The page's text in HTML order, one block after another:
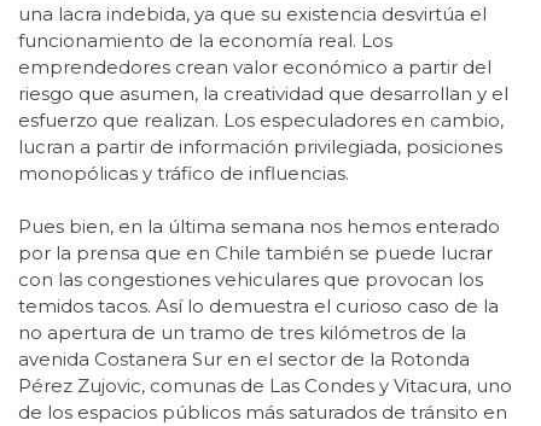
una lacra indebida, ya que su existencia desvirtúa el
funcionamiento de la economía real. Los
emprendedores crean valor económico a partir del
riesgo que asumen, la creatividad que desarrollan y el
esfuerzo que realizan. Los especuladores en cambio,
lucran a partir de información privilegiada, posiciones
monopólicas y tráfico de influencias.
Pues bien, en la última semana nos hemos enterado
por la prensa que en Chile también se puede lucrar
con las congestiones vehiculares que provocan los
temidos tacos. Así lo demuestra el curioso caso de la
no apertura de un tramo de tres kilómetros de la
avenida Costanera Sur en el sector de la Rotonda
Pérez Zujovic, comunas de Las Condes y Vitacura, uno
de los espacios públicos más saturados de tránsito en